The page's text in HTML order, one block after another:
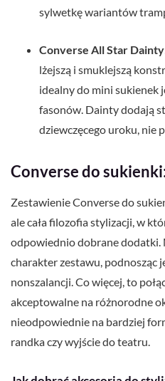
sylwetkę wariantów
Converse All Star
lżejszą i smuklejszą
idealny do mini sukienek
fasonów. Dainty dodają
dziewczęcego uroku, nie
Converse do
Zestawienie Converse do
ale cała filozofia stylizacji, w
odpowiednio dobrane dodatki.
charakter zestawu, podnosząc
nonszalancji. Co więcej, to
akceptowalne na różnorodne
nieodpowiednie na bardziej
randka czy wyjście do teatru.